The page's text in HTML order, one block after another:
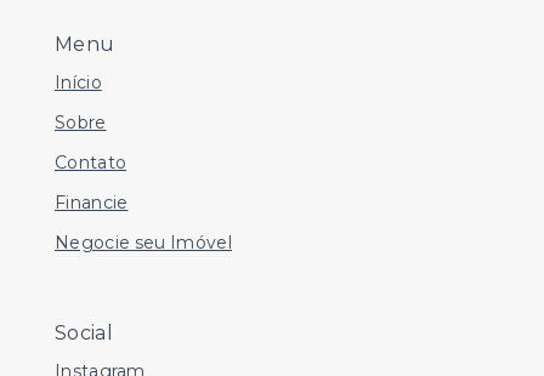
Menu
Início
Sobre
Contato
Financie
Negocie seu Imóvel
Social
Instagram